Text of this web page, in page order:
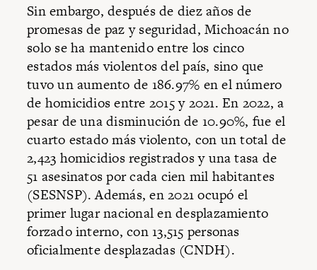
Sin embargo, después de diez años de
promesas de paz y seguridad, Michoacán no
solo se ha mantenido entre los cinco
estados más violentos del país, sino que
tuvo un aumento de 186.97% en el número
de homicidios entre 2015 y 2021. En 2022, a
pesar de una disminución de 10.90%, fue el
cuarto estado más violento, con un total de
2,423 homicidios registrados y una tasa de
51 asesinatos por cada cien mil habitantes
(SESNSP). Además, en 2021 ocupó el
primer lugar nacional en desplazamiento
forzado interno, con 13,515 personas
oficialmente desplazadas (CNDH).